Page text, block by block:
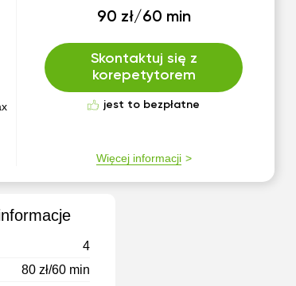
90 zł/60 min
Skontaktuj się z
korepetytorem
jest to bezpłatne
Więcej informacji
4
80 zł/60 min